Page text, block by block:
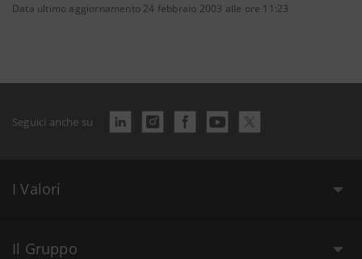
Data ultimo aggiornamento 24 febbraio 2003 alle ore 11:23
Seguici anche su
I Valori
Il Gruppo